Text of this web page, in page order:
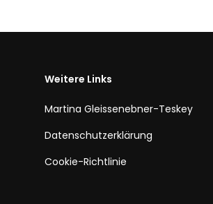
Weitere Links
Martina Gleissenebner-Teskey
Datenschutzerklärung
Cookie-Richtlinie